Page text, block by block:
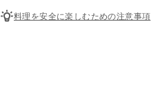
料理を安全に楽しむための注意事項